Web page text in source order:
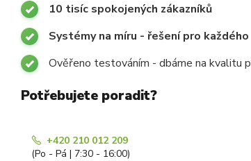
10 tisíc spokojených zákazníků
Systémy na míru - řešení pro každého
Ověřeno testováním - dbáme na kvalitu
Potřebujete poradit?
+420 210 012 209
(Po - Pá | 7:30 - 16:00)